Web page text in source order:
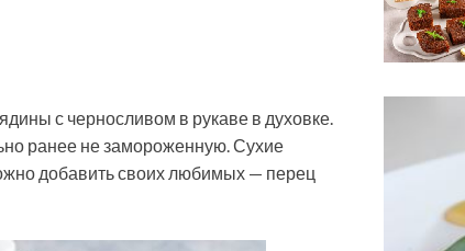
с черносливом в рукаве в духовке.
ранее не замороженную. Сухие
добавить своих любимых — перец